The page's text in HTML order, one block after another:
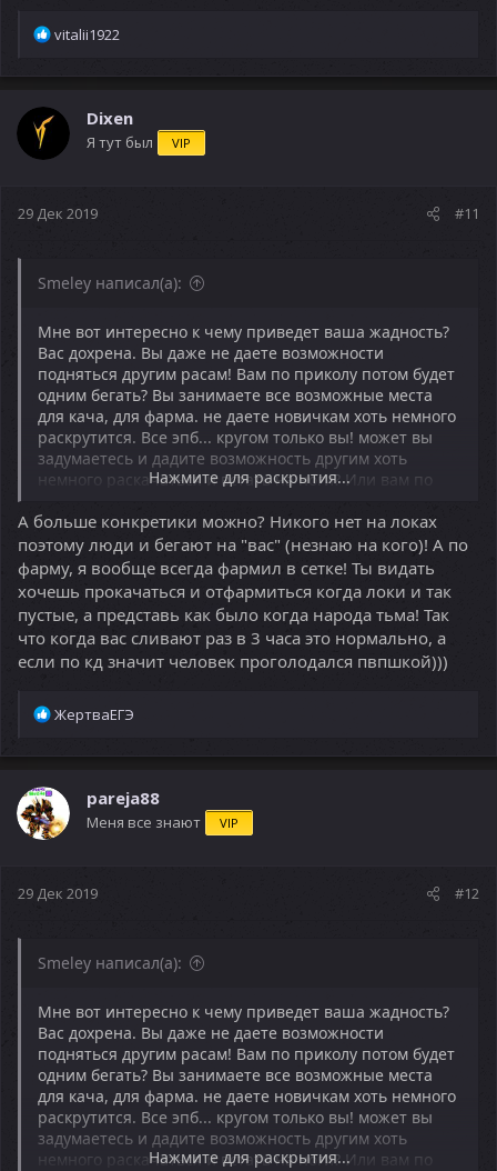
Р
а
ц
и
vitalii1922
Dixen
Я тут был VIP
29 Дек 2019 #11
Smeley написал(а):
Мне вот интересно к чему приведет ваша жадность?
Вас дохрена. Вы даже не даете возможности
подняться другим расам! Вам по приколу потом будет
одним бегать? Вы занимаете все возможные места
для кача, для фарма. не даете новичкам хоть немного
раскрутится. Все эпб... кругом только вы! может вы
задумаетесь и дадите возможность другим хоть
немного раскачаться и встать на ноги? Или вам по
возможности двигаться? вам мало того что сейчас
онлайн упал и жестоко. В субботу вечером 100
человек онлайна! Их них акров человек 80-90.
Тормозите. Иначе вас будет еще больше, а другие
расы просто исчезнут
Нажмите для раскрытия...
А больше конкретики можно? Никого нет на локах
поэтому люди и бегают на "вас" (незнаю на кого)! А по
фарму, я вообще всегда фармил в сетке! Ты видать
хочешь прокачаться и отфармиться когда локи и так
пустые, а представь как было когда народа тьма! Так
что когда вас сливают раз в 3 часа это нормально, а
если по кд значит человек проголодался пвпшкой)))
Р
а
ц
и
и
ЖертваЕГЭ
pareja88
Меня все знают VIP
29 Дек 2019 #12
Smeley написал(а):
Мне вот интересно к чему приведет ваша жадность?
Вас дохрена. Вы даже не даете возможности
подняться другим расам! Вам по приколу потом будет
одним бегать? Вы занимаете все возможные места
для кача, для фарма. не даете новичкам хоть немного
раскрутится. Все эпб... кругом только вы! может вы
задумаетесь и дадите возможность другим хоть
немного раскачаться и встать на ноги? Или вам по
Нажмите для раскрытия...